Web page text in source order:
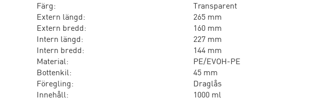
Färg:
Transparent
Extern längd:
265 mm
Extern bredd:
160 mm
Intern längd:
227 mm
Intern bredd:
144 mm
Material:
PE/EVOH-PE
Bottenkil:
45 mm
Föregling:
Draglås
Innehåll:
1000 ml